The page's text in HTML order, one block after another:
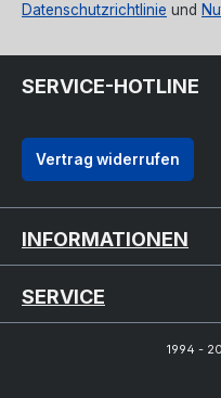
Datenschutzrichtlinie und
SERVICE-HOTLINE
Vertrag widerrufen
INFORMATIONEN
SERVICE
1994 -